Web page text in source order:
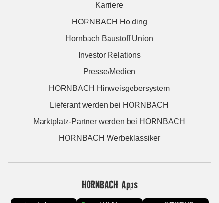
Karriere
HORNBACH Holding
Hornbach Baustoff Union
Investor Relations
Presse/Medien
HORNBACH Hinweisgebersystem
Lieferant werden bei HORNBACH
Marktplatz-Partner werden bei HORNBACH
HORNBACH Werbeklassiker
HORNBACH Apps